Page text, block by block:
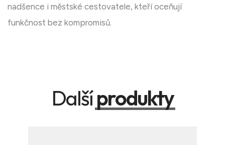
nadšence i městské cestovatele, kteří oceňují
funkčnost bez kompromisů.
Dalšíprodukty